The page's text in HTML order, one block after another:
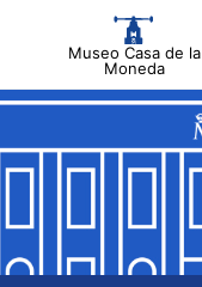
Museo Casa de la
Moneda